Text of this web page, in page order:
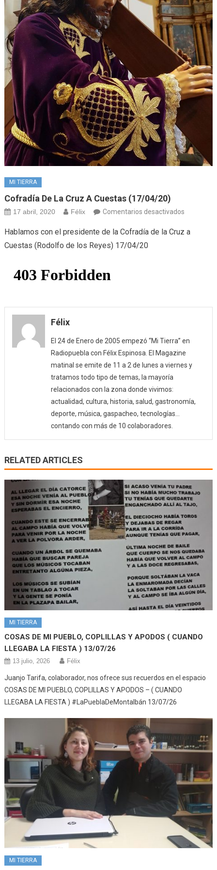
MI TIERRA
Cofradía De La Cruz A Cuestas (17/04/20)
17 abril, 2020 Félix Comentarios desactivadosen
de
Hablamos con el presidente de la Cofradía de la Cruz a
Cuestas (Rodolfo de los Reyes) 17/04/20
Félix
El 24 de Enero de 2005 empezó “Mi Tierra” en
Radiopuebla con Félix Espinosa. El Magazine
matinal se emite de 11 a 2 de lunes a viernes y
tratamos todo tipo de temas, la mayoría
relacionados con la zona donde vivimos:
actualidad, cultura, historia, salud, gastronomía,
deporte, música, gaspacheo, tecnologías…
contando con más de 10 colaboradores.
RELATED ARTICLES
MI TIERRA
COSAS DE MI PUEBLO, COPLILLAS Y APODOS ( CUANDO
LLEGABA LA FIESTA ) 13/07/26
13 julio, 2026 Félix
Juanjo Tarifa, colaborador, nos ofrece sus recuerdos en el espacio
COSAS DE MI PUEBLO, COPLILLAS Y APODOS – ( CUANDO
LLEGABA LA FIESTA ) #LaPueblaDeMontalbán 13/07/26
MI TIERRA